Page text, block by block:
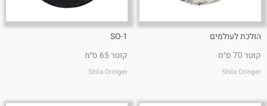
הולכת לעולמים
קוטר 70 ס״מ
Shila Oringer
SO-1
קוטר 65 ס״מ
Shila Oringer